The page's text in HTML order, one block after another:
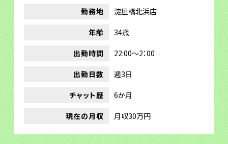
勤務地 淀屋橋北浜店
年齢 34歳
出勤時間 22:00～2：00
出勤日数 週3日
チャット歴 6か月
現在の月収 月収30万円